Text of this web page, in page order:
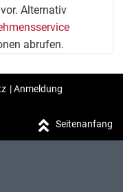
Alternativ
abrufen.
|Anmeldung
Seitenanfang